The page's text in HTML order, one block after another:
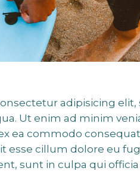
adipisicing
Ut enim ad minim
ea commodo
esse cillum dolore eu
sunt in culpa qui